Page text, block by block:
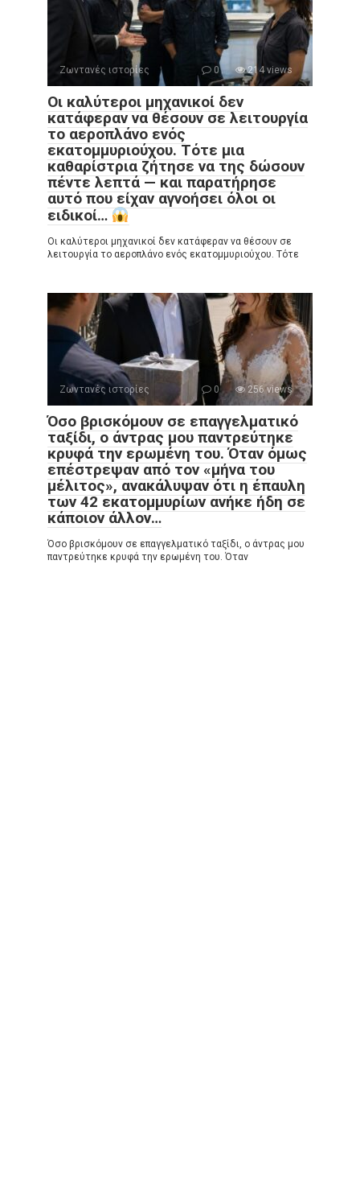
Ζωντανές ιστορίες 0 214 views
Οι καλύτεροι μηχανικοί δεν
κατάφεραν να θέσουν σε λειτουργία
το αεροπλάνο ενός
εκατομμυριούχου. Τότε μια
καθαρίστρια ζήτησε να της δώσουν
πέντε λεπτά — και παρατήρησε
αυτό που είχαν αγνοήσει όλοι οι
ειδικοί…
Οι καλύτεροι μηχανικοί δεν κατάφεραν να θέσουν σε
λειτουργία το αεροπλάνο ενός εκατομμυριούχου. Τότε
Ζωντανές ιστορίες 0 256 views
Όσο βρισκόμουν σε επαγγελματικό
ταξίδι, ο άντρας μου παντρεύτηκε
κρυφά την ερωμένη του. Όταν όμως
επέστρεψαν από τον «μήνα του
μέλιτος», ανακάλυψαν ότι η έπαυλη
των 42 εκατομμυρίων ανήκε ήδη σε
κάποιον άλλον…
Όσο βρισκόμουν σε επαγγελματικό ταξίδι, ο άντρας μου
παντρεύτηκε κρυφά την ερωμένη του. Όταν